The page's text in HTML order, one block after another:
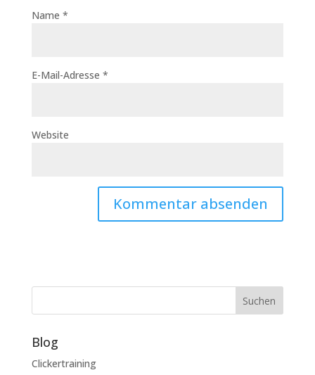
Name *
E-Mail-Adresse *
Website
Suchen
Blog
Clickertraining